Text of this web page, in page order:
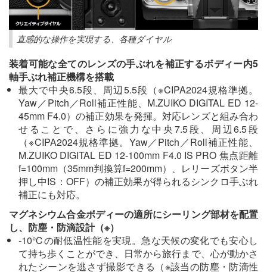
直感的な操作を実現する、各種ダイヤル
装着可能な全てのレンズの手ぶれを補正するボディー内5
軸手ぶれ補正機構を搭載
最大で中央6.5段、周辺5.5段（※CIPA2024規格準拠。
Yaw／Pitch／Roll補正性能、M.ZUIKO DIGITAL ED 12-
45mm F4.0）の補正効果を発揮。対応レンズと組み合わ
せることで、さらに強力な中央7.5段、周辺6.5段
（※CIPA2024規格準拠。Yaw／Pitch／Roll補正性能、
M.ZUIKO DIGITAL ED 12-100mm F4.0 IS PRO 焦点距離
f=100mm（35mm判換算f=200mm）、レリーズボタン半
押し中IS：OFF）の補正効果が得られるシンクロ手ぶれ
補正にも対応。
マグネシウム合金ボディーの適所にシーリング部材を配置
し、防塵・防滴設計（※）
-10℃の耐低温性能を実現。急な天候の変化でも安心し
て持ち歩くことができ、日常から旅行まで、心が動かさ
れたシーンを逃さず撮影できる（※該当の防塵・防滴性